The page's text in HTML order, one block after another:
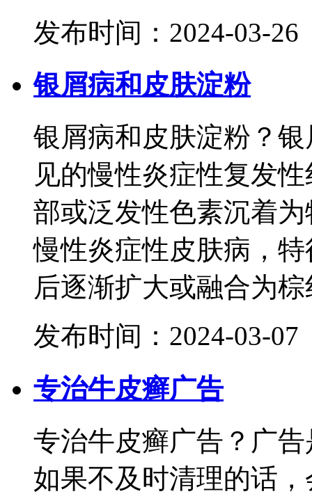
发布时间：2024-03-26
银屑病和皮肤淀粉
银屑病和皮肤淀粉？
见的慢性炎症性复发
部或泛发性色素沉着
慢性炎症性皮肤病，
后逐渐扩大或融合为
发布时间：2024-03-07
专治牛皮癣广告
专治牛皮癣广告？广
如果不及时清理的话